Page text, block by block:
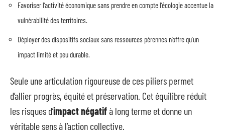
Favoriser l’activité économique sans prendre en compte l’écologie accentue la
vulnérabilité des territoires.
Déployer des dispositifs sociaux sans ressources pérennes n’offre qu’un
impact limité et peu durable.
Seule une articulation rigoureuse de ces piliers permet
d’allier progrès, équité et préservation. Cet équilibre réduit
les risques d’impact négatifà long terme et donne un
véritable sens à l’action collective.